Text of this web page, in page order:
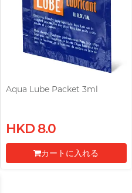
Aqua Lube Packet 3ml
HKD 8.0
カートに入れる